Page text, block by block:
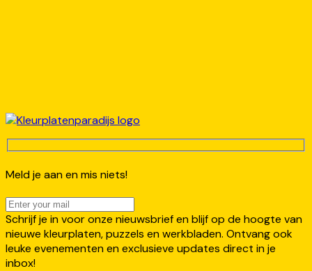
Meld je aan en mis niets!
Schrijf je in voor onze nieuwsbrief en blijf op de hoogte van
nieuwe kleurplaten, puzzels en werkbladen. Ontvang ook
leuke evenementen en exclusieve updates direct in je
inbox!